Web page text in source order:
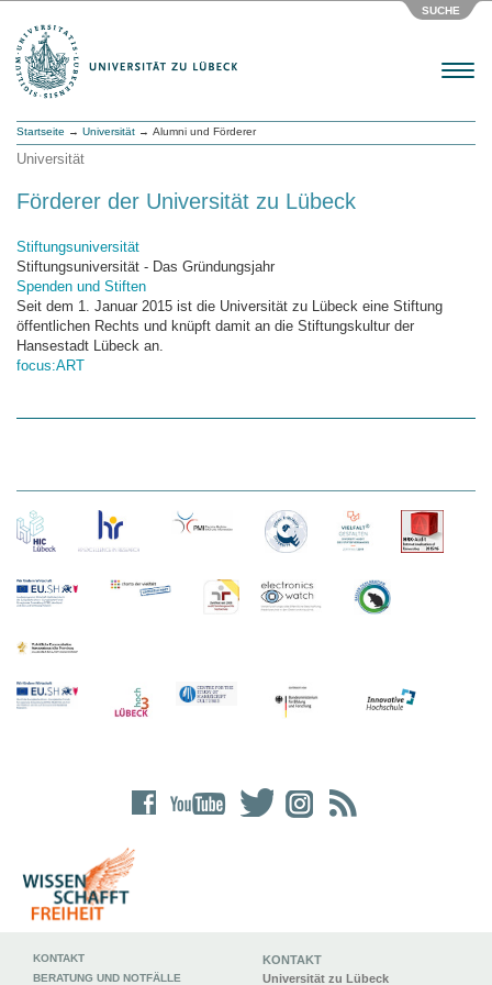
SUCHE
Menu
Startseite → Universität → Alumni und Förderer
Universität
Förderer der Universität zu Lübeck
Stiftungsuniversität
Stiftungsuniversität - Das Gründungsjahr
Spenden und Stiften
Seit dem 1. Januar 2015 ist die Universität zu Lübeck eine Stiftung
öffentlichen Rechts und knüpft damit an die Stiftungskultur der
Hansestadt Lübeck an.
focus:ART
KONTAKT
Universität zu Lübeck
KONTAKT
BERATUNG UND NOTFÄLLE